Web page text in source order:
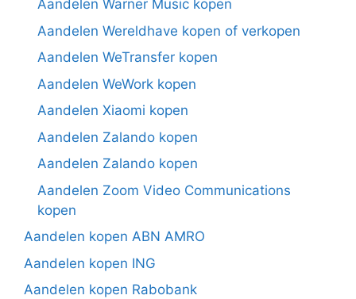
Aandelen Warner Music kopen
Aandelen Wereldhave kopen of verkopen
Aandelen WeTransfer kopen
Aandelen WeWork kopen
Aandelen Xiaomi kopen
Aandelen Zalando kopen
Aandelen Zalando kopen
Aandelen Zoom Video Communications
kopen
Aandelen kopen ABN AMRO
Aandelen kopen ING
Aandelen kopen Rabobank